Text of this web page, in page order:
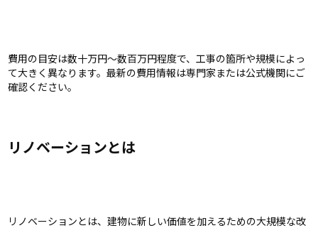
費用の目安は数十万円〜数百万円程度で、工事の箇所や規模によっ
て大きく異なります。最新の費用情報は専門家または公式機関にご
確認ください。
リノベーションとは
リノベーションとは、建物に新しい価値を加えるための大規模な改